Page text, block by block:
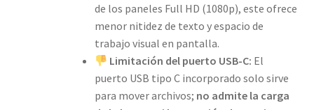
de los paneles Full HD (1080p), este ofrece
menor nitidez de texto y espacio de
trabajo visual en pantalla.
Limitación del puerto USB-C: El
puerto USB tipo C incorporado solo sirve
para mover archivos; no admite la carga